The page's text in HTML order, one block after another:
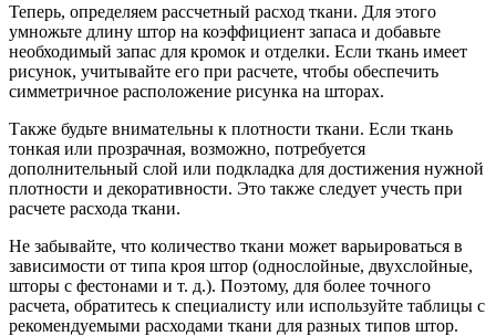
Теперь, определяем рассчетный расход ткани. Для этого
умножьте длину штор на коэффициент запаса и добавьте
необходимый запас для кромок и отделки. Если ткань имеет
рисунок, учитывайте его при расчете, чтобы обеспечить
симметричное расположение рисунка на шторах.
Также будьте внимательны к плотности ткани. Если ткань
тонкая или прозрачная, возможно, потребуется
дополнительный слой или подкладка для достижения нужной
плотности и декоративности. Это также следует учесть при
расчете расхода ткани.
Не забывайте, что количество ткани может варьироваться в
зависимости от типа кроя штор (однослойные, двухслойные,
шторы с фестонами и т. д.). Поэтому, для более точного
расчета, обратитесь к специалисту или используйте таблицы с
рекомендуемыми расходами ткани для разных типов штор.